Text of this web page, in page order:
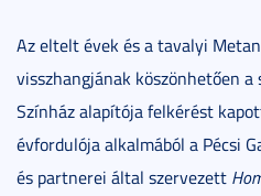
Az eltelt évek és a tavalyi
visszhangjának köszönhetően
Színház alapítója felkérést
évfordulója alkalmából a Pécsi
és partnerei által szervezett